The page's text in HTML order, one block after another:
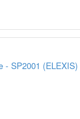
- SP2001 (ELEXIS)